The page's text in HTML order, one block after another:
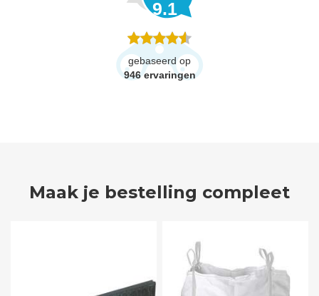
9.1
gebaseerd op
946 ervaringen
Maak je bestelling compleet